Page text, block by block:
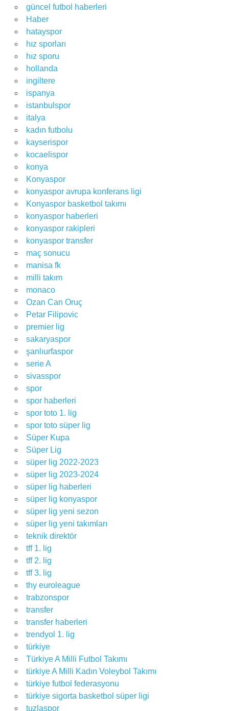
güncel futbol haberleri
Haber
hatayspor
hız sporları
hız sporu
hollanda
ingiltere
ispanya
istanbulspor
italya
kadın futbolu
kayserispor
kocaelispor
konya
Konyaspor
konyaspor avrupa konferans ligi
Konyaspor basketbol takımı
konyaspor haberleri
konyaspor rakipleri
konyaspor transfer
maç sonucu
manisa fk
milli takım
monaco
Ozan Can Oruç
Petar Filipovic
premier lig
sakaryaspor
şanlıurfaspor
serie A
sivasspor
spor
spor haberleri
spor toto 1. lig
spor toto süper lig
Süper Kupa
Süper Lig
süper lig 2022-2023
süper lig 2023-2024
süper lig haberleri
süper lig konyaspor
süper lig yeni sezon
süper lig yeni takımları
teknik direktör
tff 1. lig
tff 2. lig
tff 3. lig
thy euroleague
trabzonspor
transfer
transfer haberleri
trendyol 1. lig
türkiye
Türkiye A Milli Futbol Takımı
türkiye A Milli Kadın Voleybol Takımı
türkiye futbol federasyonu
türkiye sigorta basketbol süper ligi
tuzlaspor